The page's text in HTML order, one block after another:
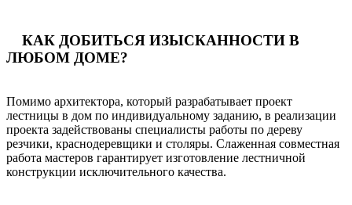
КАК ДОБИТЬСЯ ИЗЫСКАННОСТИ В
ЛЮБОМ ДОМЕ?
Помимо архитектора, который разрабатывает проект
лестницы в дом по индивидуальному заданию, в реализации
проекта задействованы специалисты работы по дереву
резчики, краснодеревщики и столяры. Слаженная совместная
работа мастеров гарантирует изготовление лестничной
конструкции исключительного качества.